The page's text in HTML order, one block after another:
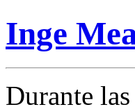
Inge
Durante